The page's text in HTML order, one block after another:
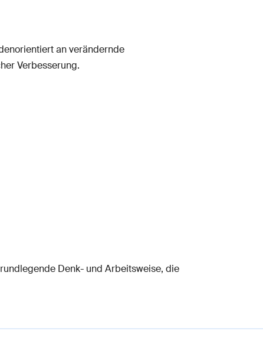
an verändernde
Verbesserung.
Denk- und Arbeitsweise, die